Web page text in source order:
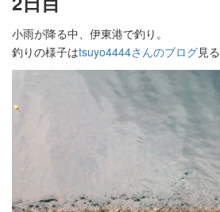
小雨が降る中、伊東港で釣り。
釣りの様子はtsuyo4444さんのブログ見